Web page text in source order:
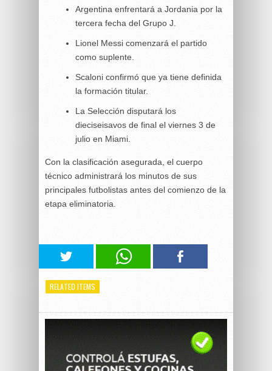
Argentina enfrentará a Jordania por la
tercera fecha del Grupo J.
Lionel Messi comenzará el partido
como suplente.
Scaloni confirmó que ya tiene definida
la formación titular.
La Selección disputará los
dieciseisavos de final el viernes 3 de
julio en Miami.
Con la clasificación asegurada, el cuerpo
técnico administrará los minutos de sus
principales futbolistas antes del comienzo de la
etapa eliminatoria.
RELATED ITEMS